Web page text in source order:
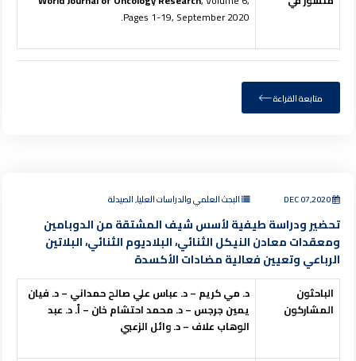
Pages 1-19, September 2020.
متابعة القراءة
DEC 07,2020 البحث العلمي والدراسات العليا, الصيدلة
تحضير ودراسة طيفية لأسس شيف المشتقة من الدوبامين
ومعقدات معادن النيكل الثنائي، البلاديوم الثنائي، البلاتين
الرباعي وتعيين فعالية مضادات الأكسدة
الباحثون
المشاركون
د. مي كريم – د. عباس علي صالح حمداني – د. فيان
يمين جرجس – د. محمد احتشام خان – أ. د. عبد
الوهاب علاف – د. وائل الزعبي